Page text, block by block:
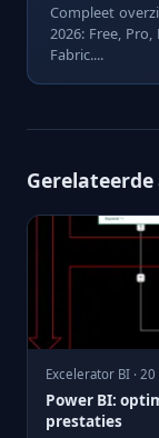
Compleet
2026: Free,
Fabric....
Excelerator BI ·
Power BI:
prestaties